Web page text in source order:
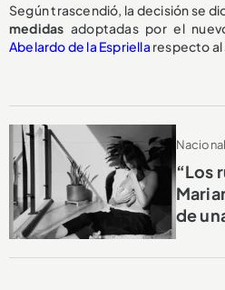
Según trascendió, la decisión se
medidas adoptadas por el
Abelardo de la Espriella respecto
Nacional
“Los
de